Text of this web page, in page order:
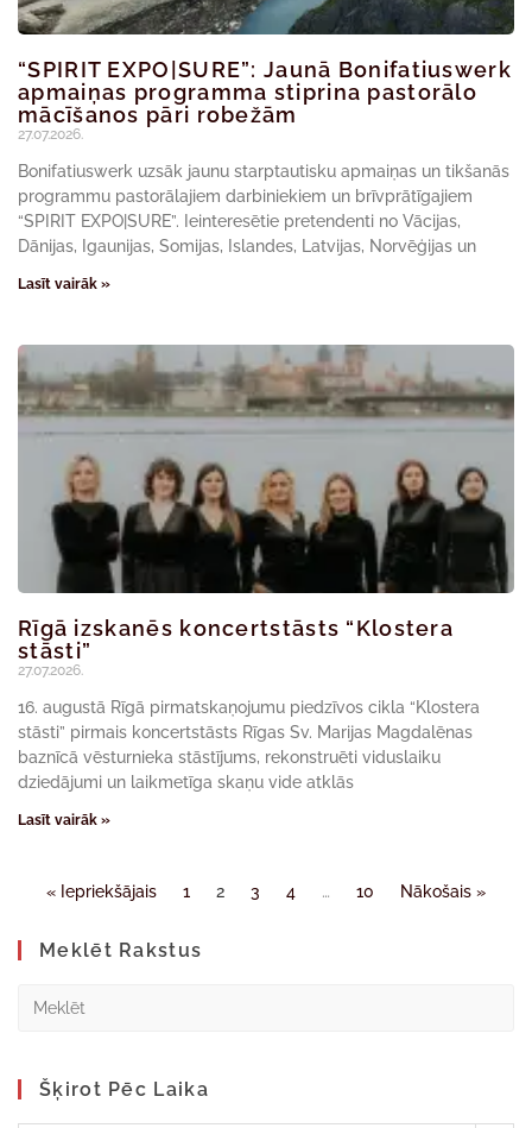
“SPIRIT EXPO|SURE”: Jaunā Bonifatiuswerk
apmaiņas programma stiprina pastorālo
mācīšanos pāri robežām
27.07.2026.
Bonifatiuswerk uzsāk jaunu starptautisku apmaiņas un tikšanās
programmu pastorālajiem darbiniekiem un brīvprātīgajiem
“SPIRIT EXPO|SURE”. Ieinteresētie pretendenti no Vācijas,
Dānijas, Igaunijas, Somijas, Islandes, Latvijas, Norvēģijas un
Lasīt vairāk »
Rīgā izskanēs koncertstāsts “Klostera
stāsti”
27.07.2026.
16. augustā Rīgā pirmatskaņojumu piedzīvos cikla “Klostera
stāsti” pirmais koncertstāsts Rīgas Sv. Marijas Magdalēnas
baznīcā vēsturnieka stāstījums, rekonstruēti viduslaiku
dziedājumi un laikmetīga skaņu vide atklās
Lasīt vairāk »
« Iepriekšājais 1 2 3 4 … 10 Nākošais »
Meklēt Rakstus
Šķirot Pēc Laika